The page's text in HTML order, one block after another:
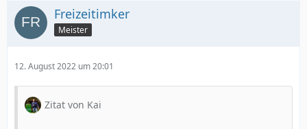
Freizeitimker
Meister
12. August 2022 um 20:01
Zitat von Kai